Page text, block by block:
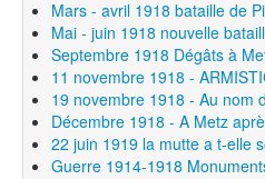
Mars - avril 1918 bataille de
Mai - juin 1918 nouvelle
Septembre 1918 Dégâts à
11 novembre 1918 -
19 novembre 1918 - Au nom
Décembre 1918 - A Metz
22 juin 1919 la mutte a t-elle
Guerre 1914-1918